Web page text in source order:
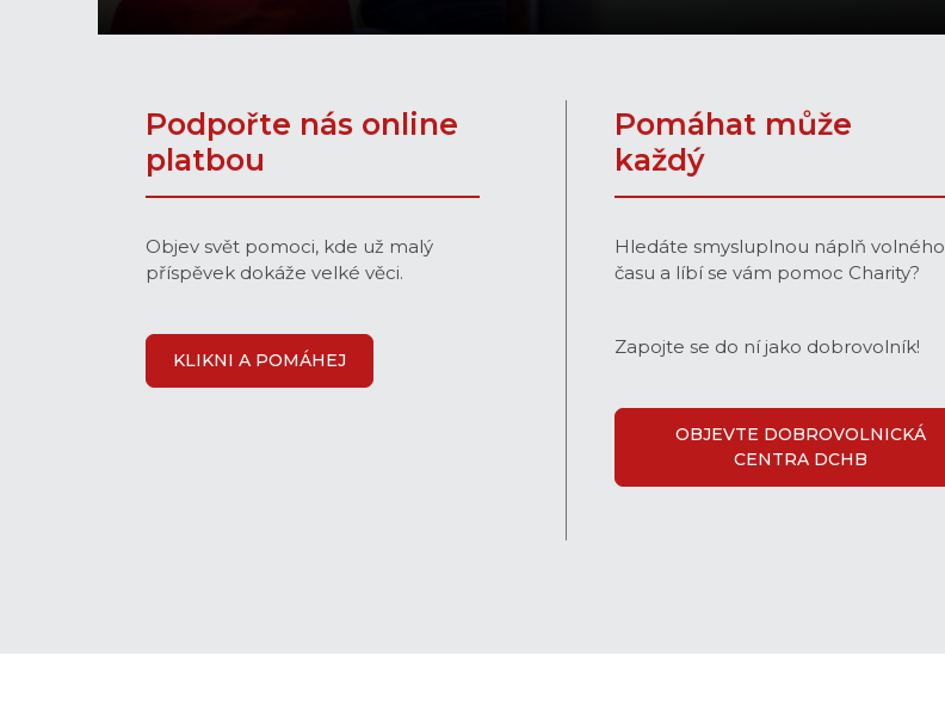
Podpořte nás online
platbou
Objev svět pomoci, kde už malý
příspěvek dokáže velké věci.
KLIKNI A POMÁHEJ
Pomáhat může
každý
Hledáte smysluplnou náplň volného
času a líbí se vám pomoc Charity?
Zapojte se do ní jako dobrovolník!
OBJEVTE DOBROVOLNICKÁ
CENTRA DCHB